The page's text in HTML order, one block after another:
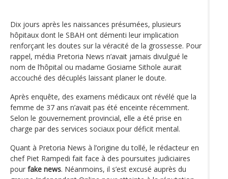
Dix jours après les naissances présumées, plusieurs
hôpitaux dont le SBAH ont démenti leur implication
renforçant les doutes sur la véracité de la grossesse. Pour
rappel, média Pretoria News n’avait jamais divulgué le
nom de l’hôpital ou madame Gosiame Sithole aurait
accouché des décuplés laissant planer le doute.
Après enquête, des examens médicaux ont révélé que la
femme de 37 ans n’avait pas été enceinte récemment.
Selon le gouvernement provincial, elle a été prise en
charge par des services sociaux pour déficit mental.
Quant à Pretoria News à l’origine du tollé, le rédacteur en
chef Piet Rampedi fait face à des poursuites judiciaires
pour fake news. Néanmoins, il s’est excusé auprès du